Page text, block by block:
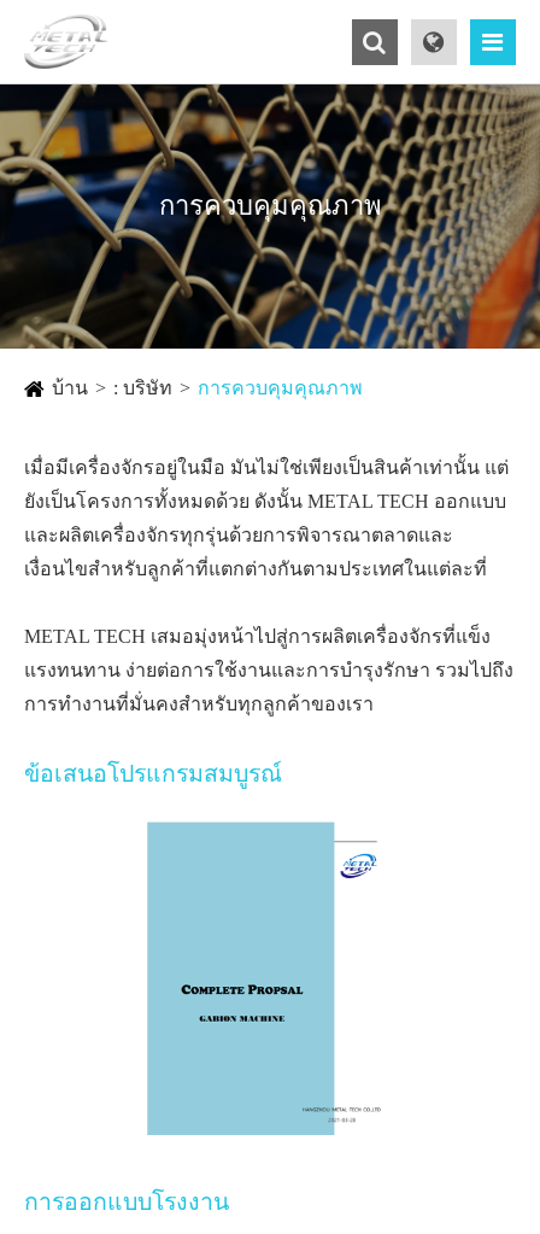
การควบคุมคุณภาพ
บ้าน : บริษัท การควบคุมคุณภาพ
เมื่อมีเครื่องจักรอยู่ในมือ มันไม่ใช่เพียงเป็นสินค้าเท่านั้น แต่
ยังเป็นโครงการทั้งหมดด้วย ดังนั้น METAL TECH ออกแบบ
และผลิตเครื่องจักรทุกรุ่นด้วยการพิจารณาตลาดและ
เงื่อนไขสำหรับลูกค้าที่แตกต่างกันตามประเทศในแต่ละที่
METAL TECH เสมอมุ่งหน้าไปสู่การผลิตเครื่องจักรที่แข็ง
แรงทนทาน ง่ายต่อการใช้งานและการบำรุงรักษา รวมไปถึง
การทำงานที่มั่นคงสำหรับทุกลูกค้าของเรา
ข้อเสนอโปรแกรมสมบูรณ์
การออกแบบโรงงาน